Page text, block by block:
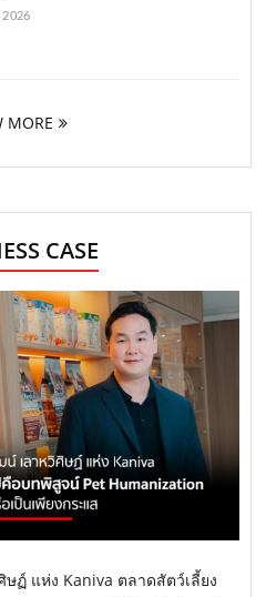
2026
MORE
CASE
ฏ์ แห่ง Kaniva ตลาดสัตว์เลี้ยง